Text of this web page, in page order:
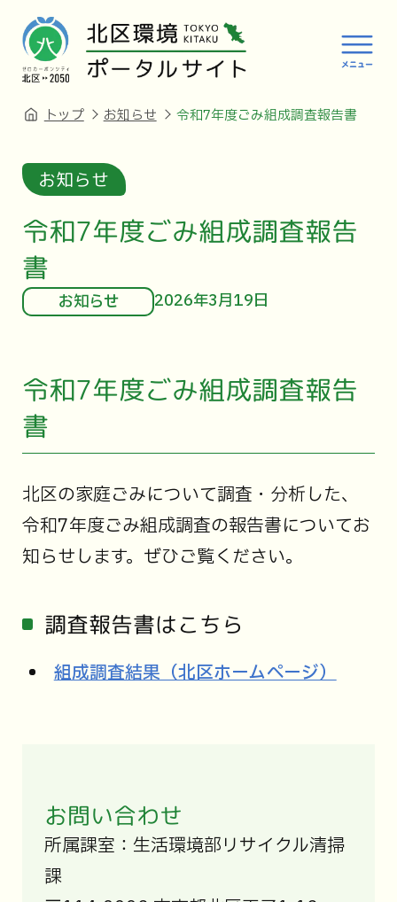
トップ お知らせ 令和7年度ごみ組成調査報告書
お知らせ
令和7年度ごみ組成調査報告
書
お知らせ 2026年3月19日
令和7年度ごみ組成調査報告
書
北区の家庭ごみについて調査・分析した、
令和7年度ごみ組成調査の報告書についてお
知らせします。ぜひご覧ください。
調査報告書はこちら
組成調査結果（北区ホームページ）
お問い合わせ
所属課室：生活環境部リサイクル清掃
課